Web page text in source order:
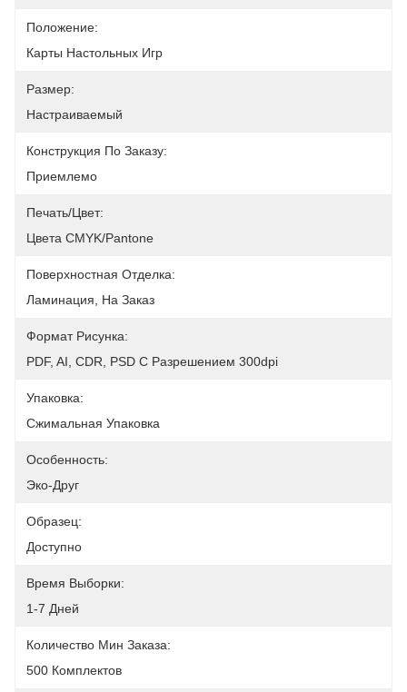
Положение:
Карты Настольных Игр
Размер:
Настраиваемый
Конструкция По Заказу:
Приемлемо
Печать/цвет:
Цвета CMYK/Pantone
Поверхностная Отделка:
Ламинация, На Заказ
Формат Рисунка:
PDF, AI, CDR, PSD С Разрешением 300dpi
Упаковка:
Сжимальная Упаковка
Особенность:
Эко-Друг
Образец:
Доступно
Время Выборки:
1-7 Дней
Количество Мин Заказа:
500 Комплектов